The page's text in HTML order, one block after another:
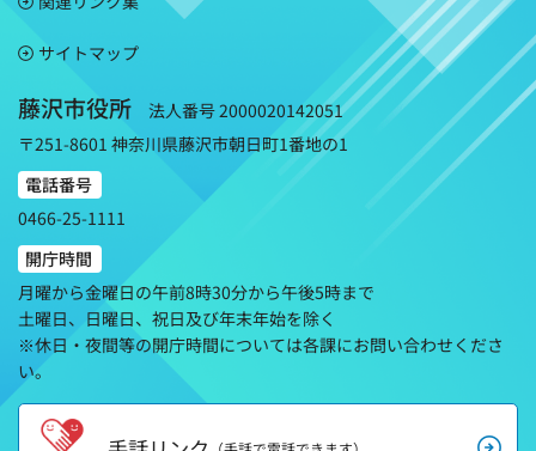
サイトマップ
藤沢市役所
法人番号 2000020142051
〒251-8601 神奈川県藤沢市朝日町1番地の1
電話番号
0466-25-1111
開庁時間
月曜から金曜日の午前8時30分から午後5時まで
土曜日、日曜日、祝日及び年末年始を除く
※休日・夜間等の開庁時間については各課にお問い合わせくださ
い。